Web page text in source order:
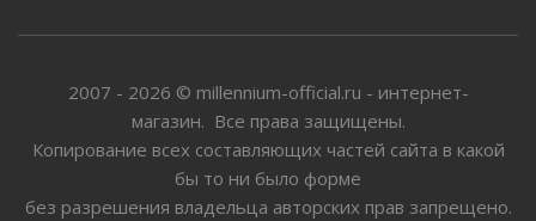
2007 - 2026 © millennium-official.ru - интернет-
магазин. Все права защищены.
Копирование всех составляющих частей сайта в какой
бы то ни было форме
без разрешения владельца авторских прав запрещено.